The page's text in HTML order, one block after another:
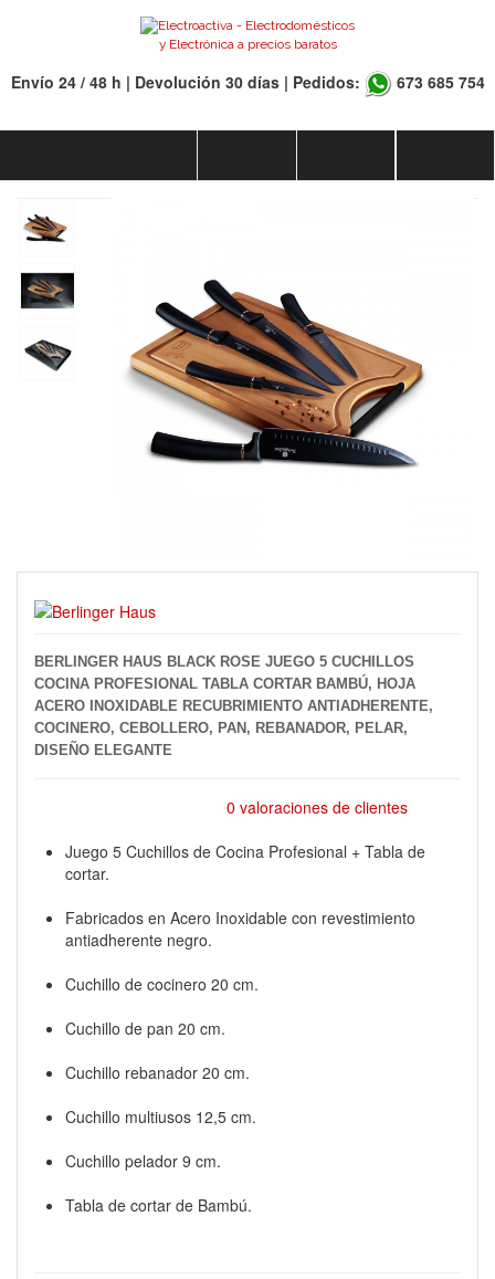
Envío 24 / 48 h | Devolución 30 días | Pedidos: 673 685 754
BERLINGER HAUS BLACK ROSE JUEGO 5 CUCHILLOS
COCINA PROFESIONAL TABLA CORTAR BAMBÚ, HOJA
ACERO INOXIDABLE RECUBRIMIENTO ANTIADHERENTE,
COCINERO, CEBOLLERO, PAN, REBANADOR, PELAR,
DISEÑO ELEGANTE
0 valoraciones de clientes
Juego 5 Cuchillos de Cocina Profesional + Tabla de
cortar.
Fabricados en Acero Inoxidable con revestimiento
antiadherente negro.
Cuchillo de cocinero 20 cm.
Cuchillo de pan 20 cm.
Cuchillo rebanador 20 cm.
Cuchillo multiusos 12,5 cm.
Cuchillo pelador 9 cm.
Tabla de cortar de Bambú.